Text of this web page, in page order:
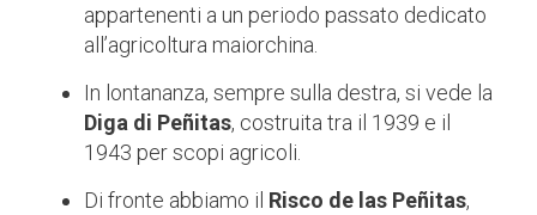
appartenenti a un periodo passato dedicato
all’agricoltura maiorchina.
In lontananza, sempre sulla destra, si vede la
Diga di Peñitas, costruita tra il 1939 e il
1943 per scopi agricoli.
Di fronte abbiamo il Risco de las Peñitas,